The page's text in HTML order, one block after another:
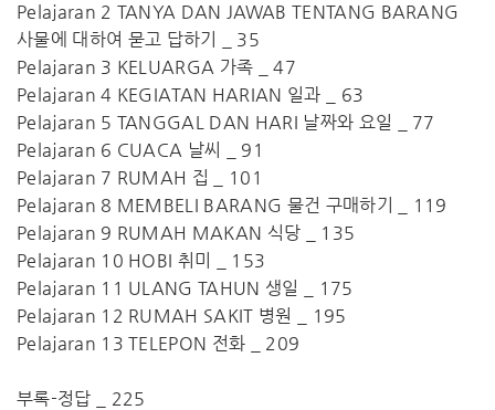
Pelajaran 2 TANYA DAN JAWAB TENTANG BARANG
사물에 대하여 묻고 답하기 _ 35
Pelajaran 3 KELUARGA 가족 _ 47
Pelajaran 4 KEGIATAN HARIAN 일과 _ 63
Pelajaran 5 TANGGAL DAN HARI 날짜와 요일 _ 77
Pelajaran 6 CUACA 날씨 _ 91
Pelajaran 7 RUMAH 집 _ 101
Pelajaran 8 MEMBELI BARANG 물건 구매하기 _ 119
Pelajaran 9 RUMAH MAKAN 식당 _ 135
Pelajaran 10 HOBI 취미 _ 153
Pelajaran 11 ULANG TAHUN 생일 _ 175
Pelajaran 12 RUMAH SAKIT 병원 _ 195
Pelajaran 13 TELEPON 전화 _ 209
부록-정답 _ 225